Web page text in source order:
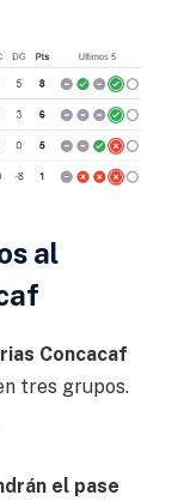
al
Concacaf
tres grupos.
el pase